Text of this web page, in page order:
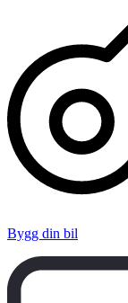
Bygg din bil